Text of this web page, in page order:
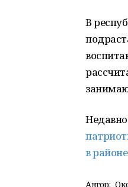
В
Недавно
в
Автор: